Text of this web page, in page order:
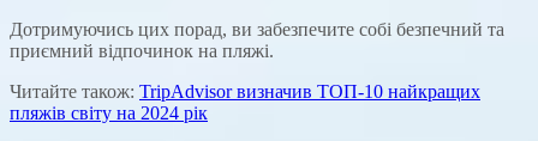
Дотримуючись цих порад, ви забезпечите собі безпечний та
приємний відпочинок на пляжі.
Читайте також: TripAdvisor визначив ТОП-10 найкращих
пляжів світу на 2024 рік